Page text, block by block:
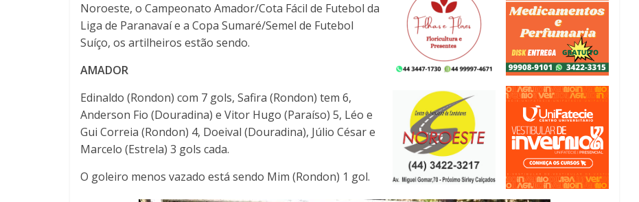
Noroeste, o Campeonato Amador/Cota Fácil de Futebol da
Liga de Paranavaí e a Copa Sumaré/Semel de Futebol
Suíço, os artilheiros estão sendo.
AMADOR
Edinaldo (Rondon) com 7 gols, Safira (Rondon) tem 6,
Anderson Fio (Douradina) e Vitor Hugo (Paraíso) 5, Léo e
Gui Correia (Rondon) 4, Doeival (Douradina), Júlio César e
Marcelo (Estrela) 3 gols cada.
O goleiro menos vazado está sendo Mim (Rondon) 1 gol.